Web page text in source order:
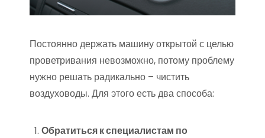
Постоянно держать машину открытой с целью
проветривания невозможно, потому проблему
нужно решать радикально – чистить
воздуховоды. Для этого есть два способа:
Обратиться к специалистам по